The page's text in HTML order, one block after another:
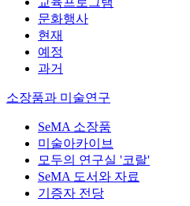
문화행사
현재
예정
과거
소장품과 미술연구
SeMA 소장품
미술아카이브
모두의 연구실 '코랄'
SeMA 도서와 자료
기증자 전당